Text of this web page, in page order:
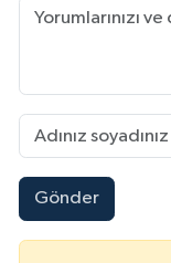
Gönder